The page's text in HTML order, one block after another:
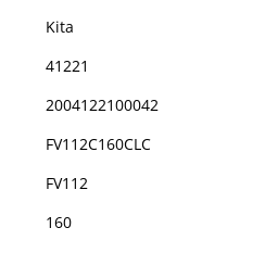
Kita
41221
2004122100042
FV112C160CLC
FV112
160